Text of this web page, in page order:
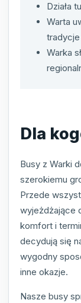
Działa
Warta
tradycje
Warka
Dla
Busy z Warki
szerokiemu
Przede
wyjeżdżające
komfort i
decydują się
wygodny
inne okazje.
Nasze busy